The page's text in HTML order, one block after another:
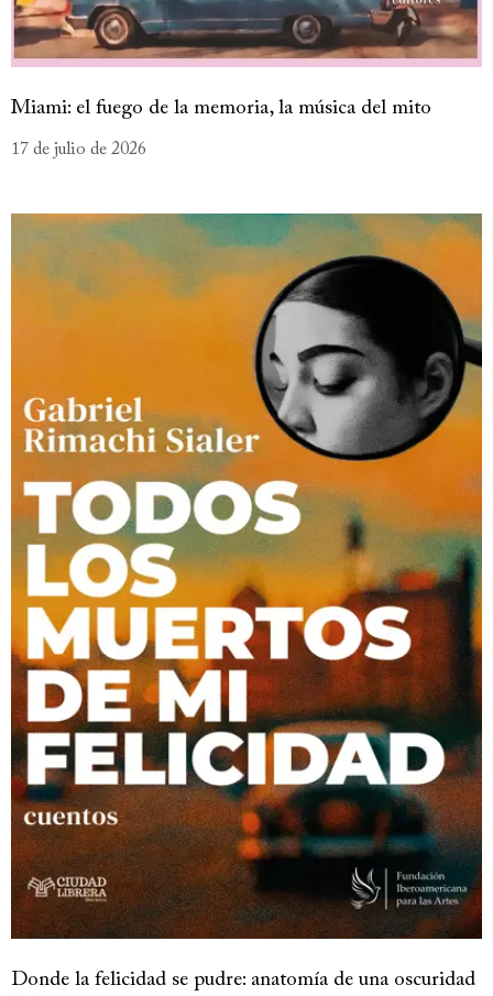
Miami: el fuego de la memoria, la música del mito
17 de julio de 2026
Donde la felicidad se pudre: anatomía de una oscuridad